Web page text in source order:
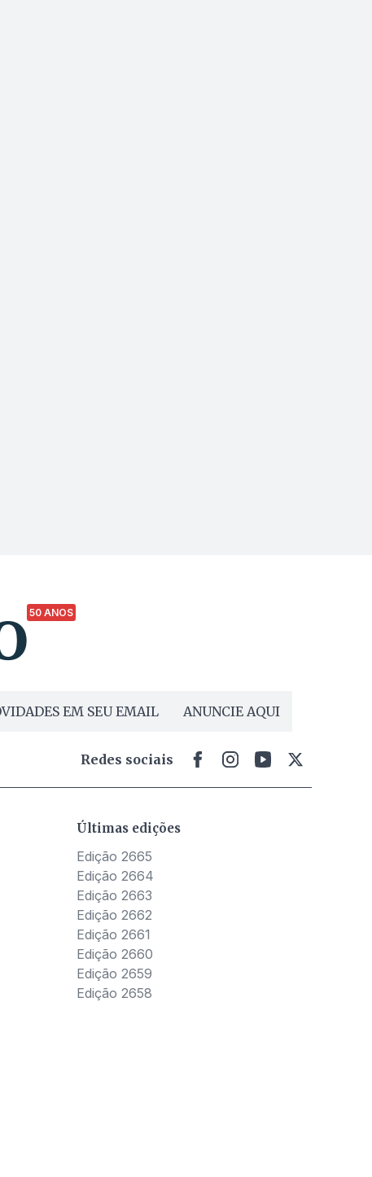
50 ANOS
EM SEU EMAIL ANUNCIE AQUI
Redes sociais
Últimas edições
Edição 2665
Edição 2664
Edição 2663
Edição 2662
Edição 2661
Edição 2660
Edição 2659
Edição 2658